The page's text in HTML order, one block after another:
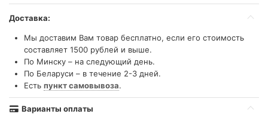
Доставка:
Мы доставим Вам товар бесплатно, если его стоимость
составляет 1500 рублей и выше.
По Минску – на следующий день.
По Беларуси – в течение 2-3 дней.
Есть пункт самовывоза.
Варианты оплаты